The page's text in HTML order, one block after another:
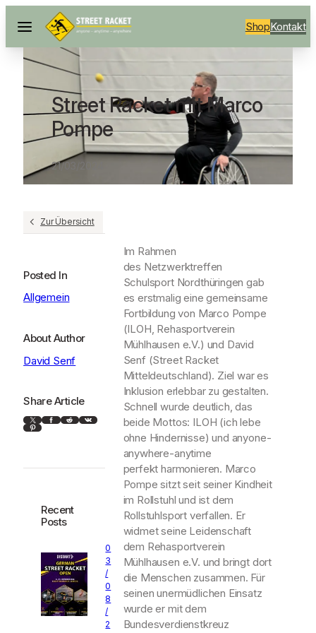
ShopKontakt
Street Racket mit Marco
Pompe
21/03/2024
Zur Übersicht
Im Rahmen
des Netzwerktreffen
Schulsport Nordthüringen gab
es erstmalig eine gemeinsame
Fortbildung von Marco Pompe
(ILOH, Rehasportverein
Mühlhausen e.V.) und David
Senf (Street Racket
Mitteldeutschland). Ziel war es
Inklusion erlebbar zu gestalten.
Schnell wurde deutlich, das
beide Mottos: ILOH (ich lebe
ohne Hindernisse) und anyone-
anywhere-anytime
perfekt harmonieren. Marco
Pompe sitzt seit seiner Kindheit
im Rollstuhl und ist dem
Rollstuhlsport verfallen. Er
widmet seine Leidenschaft
dem Rehasportverein
Mühlhausen e.V. und bringt dort
die Menschen zusammen. Für
seinen unermüdlichen Einsatz
wurde er mit dem
Bundesverdienstkreuz
Posted In
Allgemein
About Author
David Senf
Share Article
X
Facebook Reddit VK
Pinterest
Recent
Posts
0
3
/
0
8
/
2